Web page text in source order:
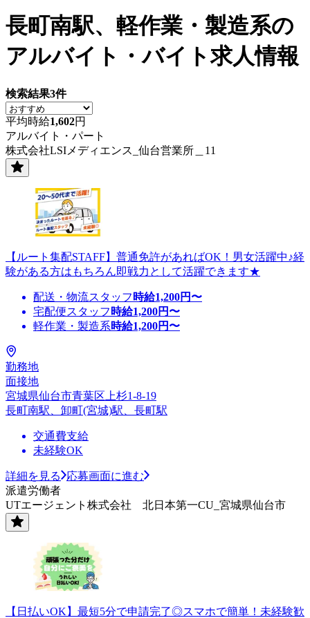
長町南駅、軽作業・製造系の
アルバイト・バイト求人情報
検索結果3件
平均時給1,602円
アルバイト・パート
株式会社LSIメディエンス_仙台営業所＿11
【ルート集配STAFF】普通免許があればOK！男女活躍中♪経
験がある方はもちろん即戦力として活躍できます★
配送・物流スタッフ 時給1,200円〜
宅配便スタッフ 時給1,200円〜
軽作業・製造系時給1,200円〜
勤務地
面接地
宮城県仙台市青葉区上杉1-8-19
長町南駅、卸町(宮城)駅、長町駅
交通費支給
未経験OK
詳細を見る
応募画面に進む
派遣労働者
UTエージェント株式会社 北日本第一CU_宮城県仙台市
【日払いOK】最短5分で申請完了◎スマホで簡単！未経験歓